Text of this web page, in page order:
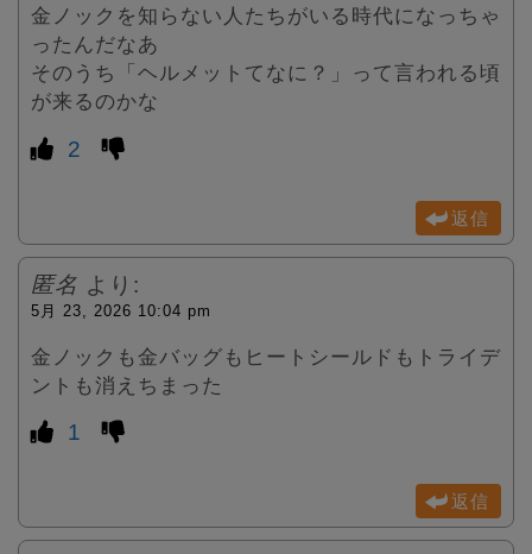
金ノックを知らない人たちがいる時代になっちゃ
ったんだなあ
そのうち「ヘルメットてなに？」って言われる頃
が来るのかな
2
返信
匿名 より:
5月 23, 2026 10:04 pm
金ノックも金バッグもヒートシールドもトライデ
ントも消えちまった
1
返信